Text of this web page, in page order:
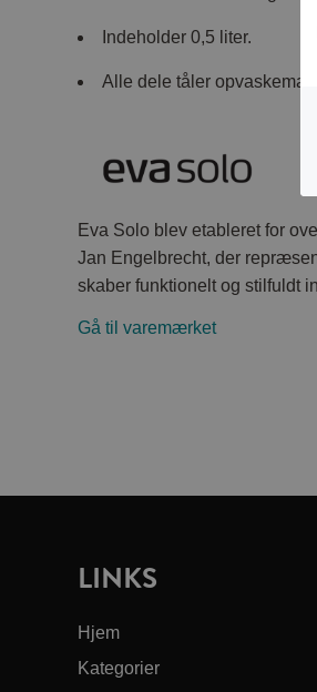
Indeholder 0,5 liter.
Alle dele tåler
Eva Solo blev etableret for
Jan Engelbrecht, der
skaber funktionelt og stilfuldt
Gå til varemærket
LINKS
Hjem
Kategorier